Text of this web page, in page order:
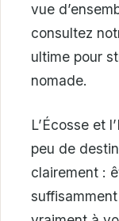
vue
consultez
ultime pour
nomade.
L’Écosse et
peu de
clairement :